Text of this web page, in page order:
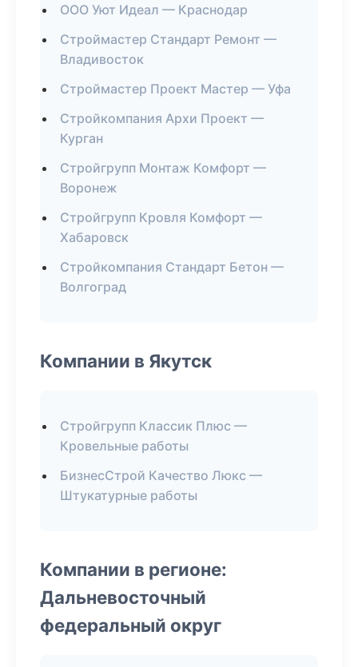
ООО Уют Идеал — Краснодар
Строймастер Стандарт Ремонт —
Владивосток
Строймастер Проект Мастер — Уфа
Стройкомпания Архи Проект —
Курган
Стройгрупп Монтаж Комфорт —
Воронеж
Стройгрупп Кровля Комфорт —
Хабаровск
Стройкомпания Стандарт Бетон —
Волгоград
Компании в Якутск
Стройгрупп Классик Плюс —
Кровельные работы
БизнесСтрой Качество Люкс —
Штукатурные работы
Компании в регионе:
Дальневосточный
федеральный округ